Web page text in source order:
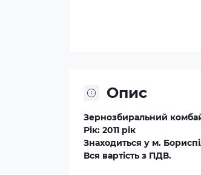
Опис
Зернозбиральний
Рік: 2011 рік
Знаходиться у м.
Вся вартість з ПДВ.